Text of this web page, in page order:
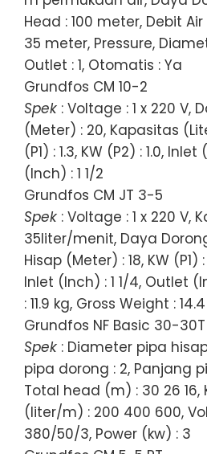
Head : 100 meter, Debit
35 meter, Pressure,
Outlet : 1, Otomatis : Ya
Grundfos CM 10-2
Spek : Voltage : 1 x 220 V,
(Meter) : 20, Kapasitas
(P1) : 1.3, KW (P2) : 1.0,
(Inch) : 1 1/2
Grundfos CM JT 3-5
Spek : Voltage : 1 x 220 V,
35liter/menit, Daya
Hisap (Meter) : 18, KW (P1)
Inlet (Inch) : 1 1/4, Outlet
: 11.9 kg, Gross Weight :
Grundfos NF Basic 30-30T
Spek : Diameter pipa
pipa dorong : 2, Panjang
Total head (m) : 30 26 16,
(liter/m) : 200 400 600,
380/50/3, Power (kw) : 3